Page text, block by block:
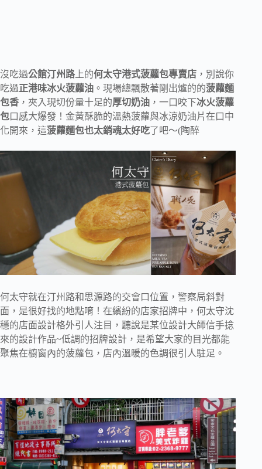
沒吃過公館汀州路 上的何太守港式菠蘿包專賣店 ，別說你
吃過正港味冰火菠蘿油 。現場總飄散著剛出爐的的菠蘿麵
包香 ，夾入現切份量十足的厚切奶油 ，一口咬下冰火菠蘿
包口感大爆發！金黃酥脆的溫熱菠蘿與冰涼奶油片在口中
化開來，這菠蘿麵包也太銷魂太好吃了吧～(陶醉
何太守就在汀州路和思源路的交會口位置，警察局斜對
面，是很好找的地點唷！在繽紛的店家招牌中，何太守沈
穩的店面設計格外引人注目，聽說是某位設計大師信手捻
來的設計作品~低調的招牌設計，是希望大家的目光都能
聚焦在櫥窗內的菠蘿包，店內溫暖的色調很引人駐足。